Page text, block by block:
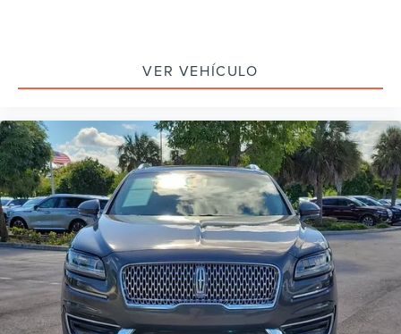
VER VEHÍCULO